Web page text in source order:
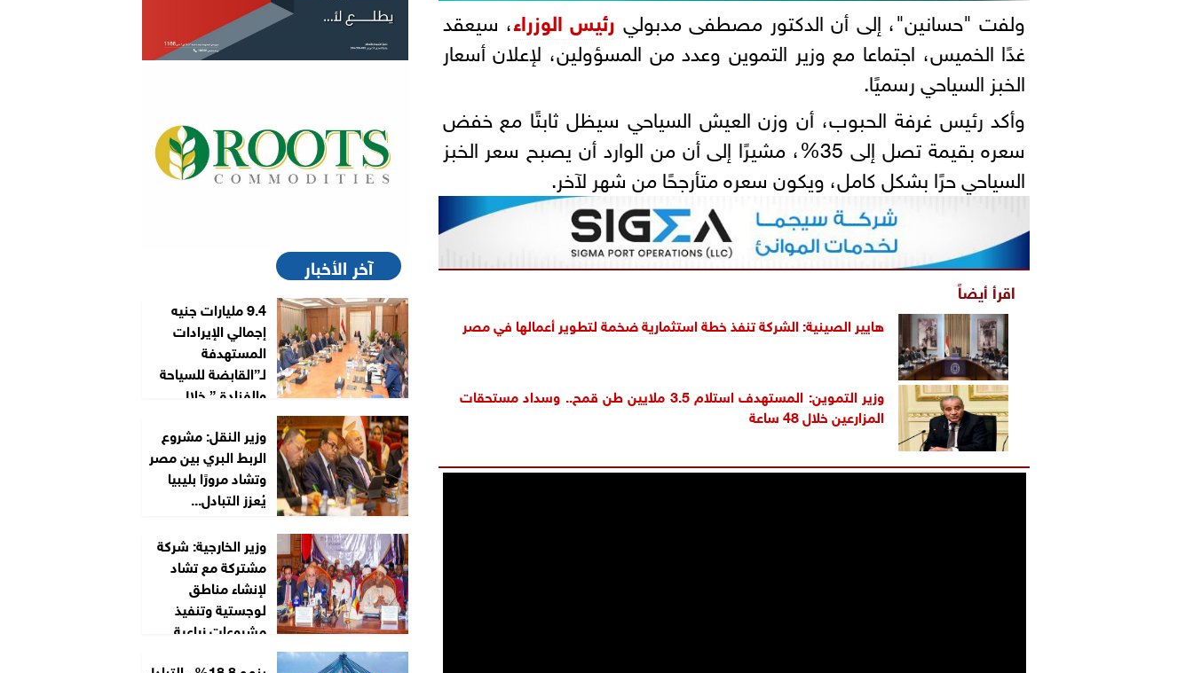
ولفت "حسانين"، إلى أن الدكتور مصطفى مدبولي رئيس الوزراء، سيعقد
غدًا الخميس، اجتماعا مع وزير التموين وعدد من المسؤولين، لإعلان أسعار
الخبز السياحي رسميًا.
وأكد رئيس غرفة الحبوب، أن وزن العيش السياحي سيظل ثابتًا مع خفض
سعره بقيمة تصل إلى 35%، مشيرًا إلى أن من الوارد أن يصبح سعر الخبز
السياحي حرًا بشكل كامل، ويكون سعره متأرجحًا من شهر لآخر.
اقرأ أيضاً
هايير الصينية: الشركة تنفذ خطة استثمارية ضخمة لتطوير أعمالها في مصر
وزير التموين: المستهدف استلام 3.5 ملايين طن قمح.. وسداد مستحقات
المزارعين خلال 48 ساعة
آخر الأخبار
9.4 مليارات جنيه
إجمالي الإيرادات
المستهدفة
لـ”القابضة للسياحة
والفنادق” خلال
وزير النقل: مشروع
الربط البري بين مصر
وتشاد مرورًا بليبيا
يُعزز التبادل...
وزير الخارجية: شركة
مشتركة مع تشاد
لإنشاء مناطق
لوجستية وتنفيذ
مشروعات زراعية...